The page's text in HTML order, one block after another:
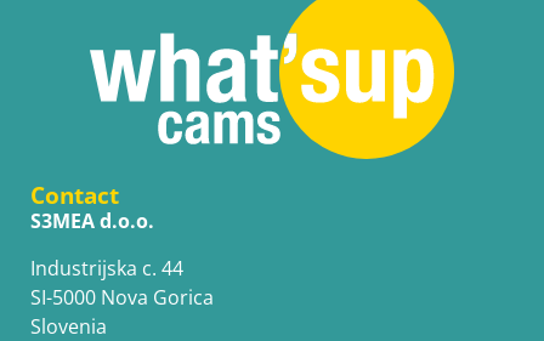
Contact
S3MEA d.o.o.
Industrijska c. 44
SI-5000 Nova Gorica
Slovenia